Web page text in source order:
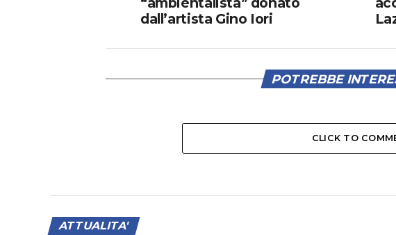
dall’artista Gino Iori
POTREBBE
CLICK TO
ATTUALITA'